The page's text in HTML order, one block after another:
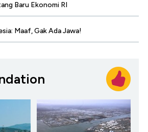
Baru Ekonomi RI
Maaf, Gak Ada Jawa!